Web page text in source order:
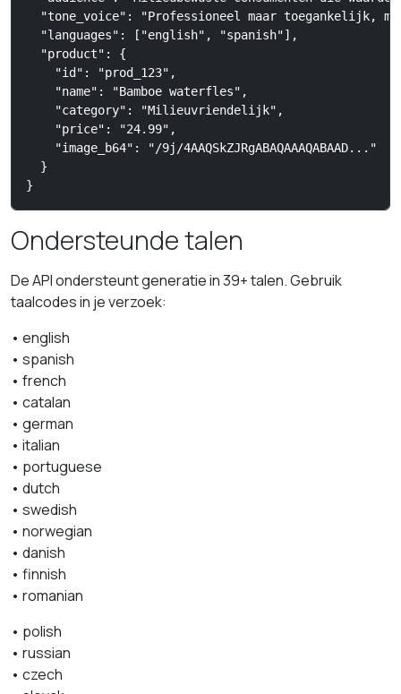
"tone_voice": "Professioneel maar toegankelijk,
  "languages": ["english", "spanish"],
  "product": {
    "id": "prod_123",
    "name": "Bamboe waterfles",
    "category": "Milieuvriendelijk",
    "price": "24.99",
    "image_b64": "/9j/4AAQSkZJRgABAQAAAQABAAD..."
  }
}
Ondersteunde talen
De API ondersteunt generatie in 39+ talen. Gebruik
taalcodes in je verzoek:
• english
• spanish
• french
• catalan
• german
• italian
• portuguese
• dutch
• swedish
• norwegian
• danish
• finnish
• romanian
• polish
• russian
• czech